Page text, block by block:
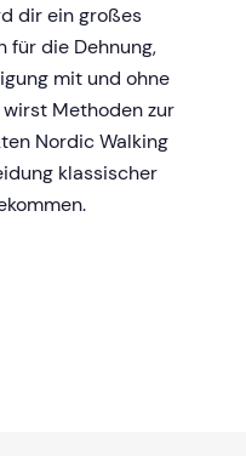
dir ein großes
für die Dehnung,
mit und ohne
Methoden zur
Nordic Walking
klassischer